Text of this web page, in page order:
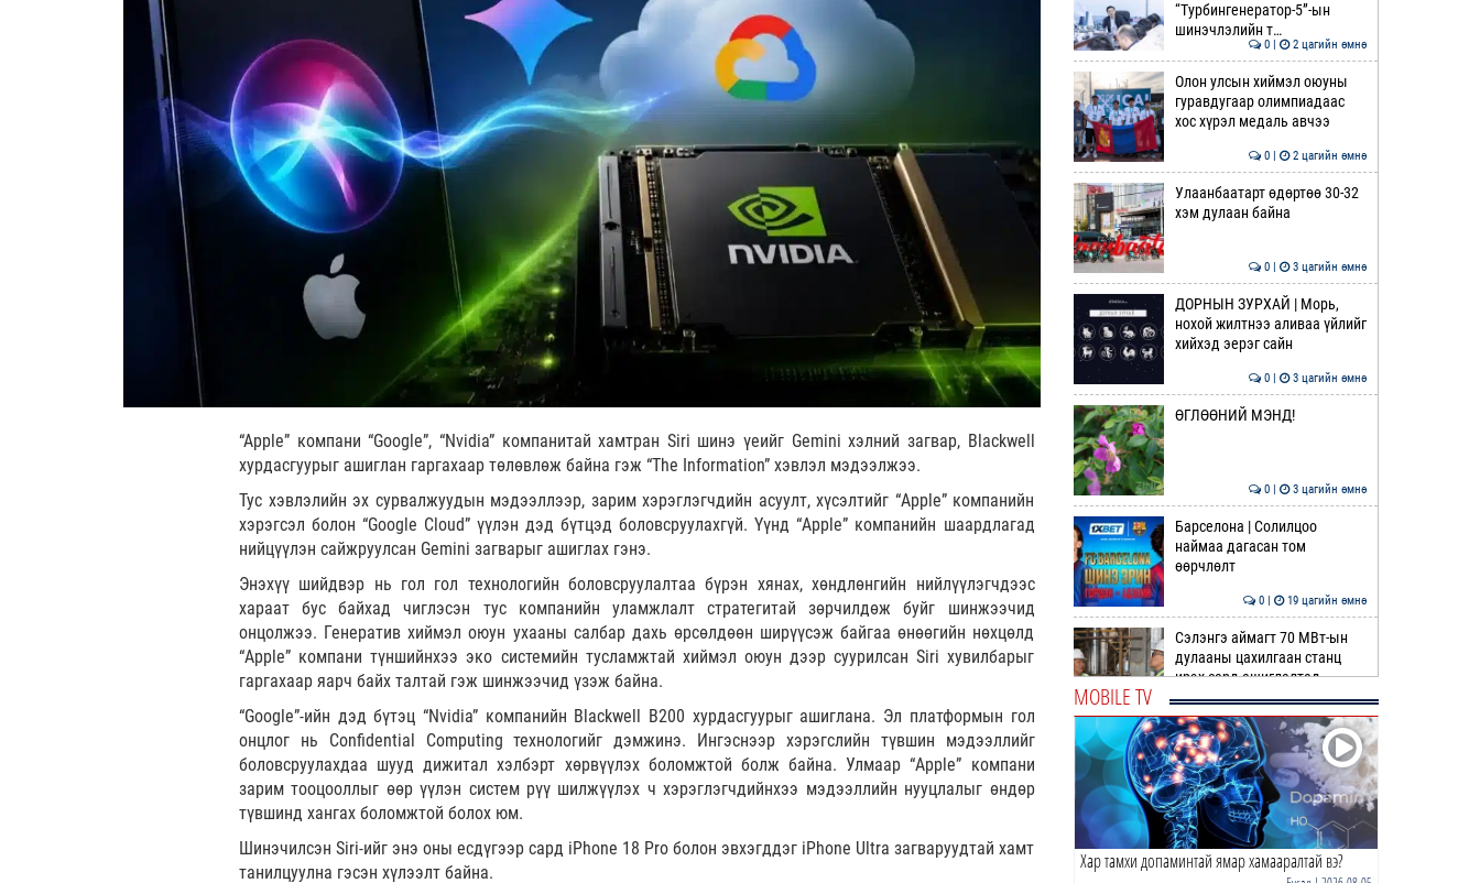
“Apple” компани “Google”, “Nvidia” компанитай хамтран Siri шинэ үеийг Gemini хэлний загвар, Blackwell
хурдасгуурыг ашиглан гаргахаар төлөвлөж байна гэж “The Information” хэвлэл мэдээлжээ.
Тус хэвлэлийн эх сурвалжуудын мэдээллээр, зарим хэрэглэгчдийн асуулт, хүсэлтийг “Apple” компанийн
хэрэгсэл болон “Google Cloud” үүлэн дэд бүтцэд боловсруулахгүй. Үүнд “Apple” компанийн шаардлагад
нийцүүлэн сайжруулсан Gemini загварыг ашиглах гэнэ.
Энэхүү шийдвэр нь гол гол технологийн боловсруулалтаа бүрэн хянах, хөндлөнгийн нийлүүлэгчдээс
хараат бус байхад чиглэсэн тус компанийн уламжлалт стратегитай зөрчилдөж буйг шинжээчид
онцолжээ. Генератив хиймэл оюун ухааны салбар дахь өрсөлдөөн ширүүсэж байгаа өнөөгийн нөхцөлд
“Apple” компани түншийнхээ эко системийн тусламжтай хиймэл оюун дээр суурилсан Siri хувилбарыг
гаргахаар яарч байх талтай гэж шинжээчид үзэж байна.
“Google”-ийн дэд бүтэц “Nvidia” компанийн Blackwell B200 хурдасгуурыг ашиглана. Эл платформын гол
онцлог нь Confidential Computing технологийг дэмжинэ. Ингэснээр хэрэгслийн түвшин мэдээллийг
боловсруулахдаа шууд дижитал хэлбэрт хөрвүүлэх боломжтой болж байна. Улмаар “Apple” компани
зарим тооцооллыг өөр үүлэн систем рүү шилжүүлэх ч хэрэглэгчдийнхээ мэдээллийн нууцлалыг өндөр
түвшинд хангах боломжтой болох юм.
Шинэчилсэн Siri-ийг энэ оны есдүгээр сард iPhone 18 Pro болон эвхэгддэг iPhone Ultra загваруудтай хамт
танилцуулна гэсэн хүлээлт байна.
“Турбингенератор-5”-ын
шинэчлэлийн т…
0 | 2 цагийн өмнө
Олон улсын хиймэл оюуны
гуравдугаар олимпиадаас
хос хүрэл медаль авчээ
0 | 2 цагийн өмнө
Улаанбаатарт өдөртөө 30-32
хэм дулаан байна
0 | 3 цагийн өмнө
ДОРНЫН ЗУРХАЙ | Морь,
нохой жилтнээ аливаа үйлийг
хийхэд эерэг сайн
0 | 3 цагийн өмнө
ӨГЛӨӨНИЙ МЭНД!
0 | 3 цагийн өмнө
Барселона | Солилцоо
наймаа дагасан том
өөрчлөлт
0 | 19 цагийн өмнө
Сэлэнгэ аймагт 70 МВт-ын
дулааны цахилгаан станц
ирэх сард ашиглалтад …
ДОХИО | Газрын тосны ханш
өсөж эхэллээ
0 | 20 цагийн өмнө
Шатахуун дамлан борлуулсан
MOBILE TV
Хар тамхи допаминтай ямар хамааралтай вэ?